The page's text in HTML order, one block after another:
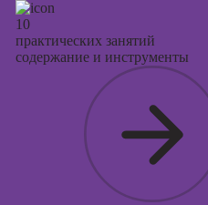
10
практических занятий
содержание и инструменты